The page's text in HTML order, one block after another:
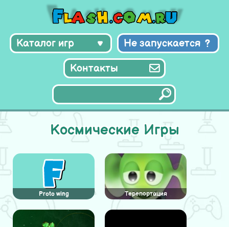
Каталог игр Не запускается
Контакты
Космические Игры
Proto wing
Терепортация
пришельца